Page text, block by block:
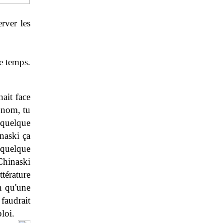
les
temps.
face
tu
ça
qu'une